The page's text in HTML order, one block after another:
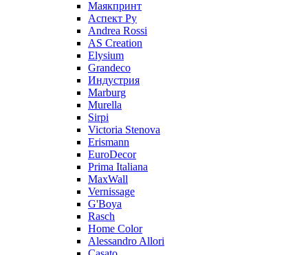
Маякпринт
Аспект Ру
Andrea Rossi
AS Creation
Elysium
Grandeco
Индустрия
Marburg
Murella
Sirpi
Victoria Stenova
Erismann
EuroDecor
Prima Italiana
MaxWall
Vernissage
G'Boya
Rasch
Home Color
Alessandro Allori